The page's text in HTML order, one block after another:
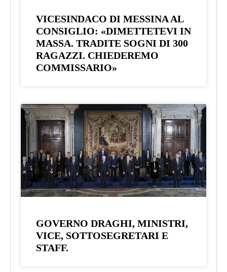
VICESINDACO DI MESSINA AL
CONSIGLIO: «DIMETTETEVI IN
MASSA. TRADITE SOGNI DI 300
RAGAZZI. CHIEDEREMO
COMMISSARIO»
GOVERNO DRAGHI, MINISTRI,
VICE, SOTTOSEGRETARI E
STAFF.